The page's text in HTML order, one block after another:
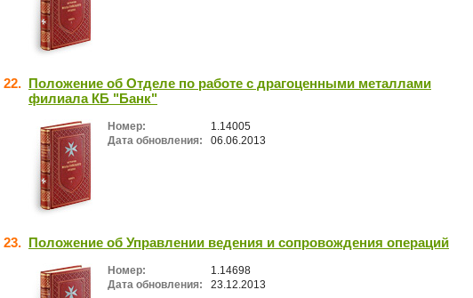
22. Положение об Отделе по работе с драгоценными металлами
филиала КБ "Банк"
Номер:
1.14005
Дата обновления:
06.06.2013
23. Положение об Управлении ведения и сопровождения операций
Номер:
1.14698
Дата обновления:
23.12.2013